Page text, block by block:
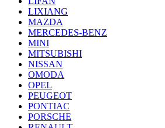
LIXIANG
MAZDA
MERCEDES-BENZ
MINI
MITSUBISHI
NISSAN
OMODA
OPEL
PEUGEOT
PONTIAC
PORSCHE